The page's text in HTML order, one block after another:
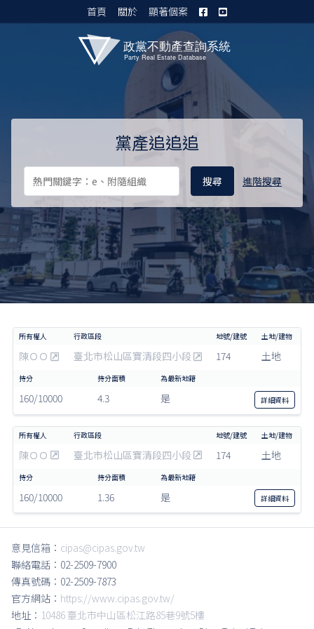
首頁 關於 顯著個案
黨產追追追
進階搜尋
陳ＯＯ 臺北市松山區寶清段四小段 174 土地
160/10000 4.3 是 詳細資料
陳ＯＯ 臺北市松山區寶清段四小段 174 土地
160/10000 1.36 是 詳細資料
意見信箱： cipas@cipas.gov.tw
聯絡電話：02-2509-7900
傳真號碼：02-2509-7873
官方網站： https://www.cipas.gov.tw/
地址： 10486 臺北市中山區松江路85巷9號5樓